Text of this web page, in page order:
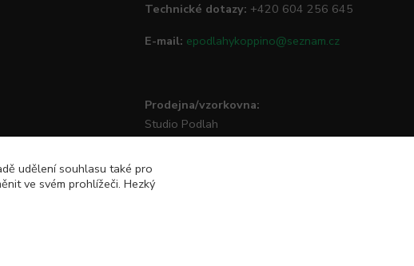
Technické dotazy: +420 604 256 645
E-mail: epodlahykoppino@seznam.cz
Prodejna/vzorkovna:
Studio Podlah
udělení souhlasu také pro
ve svém prohlížeči. Hezký